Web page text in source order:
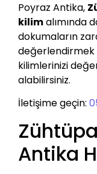
Poyraz Antika,
kilimalımında
dokumaların
değerlendirmek
kilimlerinizi
alabilirsiniz.
İletişime geçin:
Antika